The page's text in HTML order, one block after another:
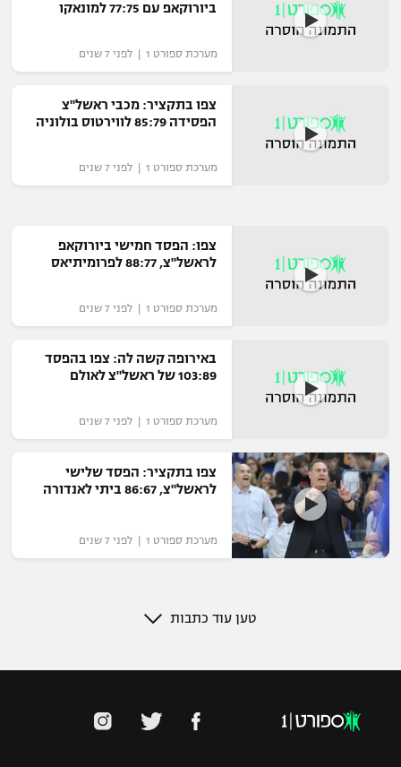
ביורוקאפ עם 77:75 למונאקו
מערכת ספורט 1 | לפני 7 שנים
צפו בתקציר: מכבי ראשל"צ
הפסידה 85:79 לווירטוס בולוניה
מערכת ספורט 1 | לפני 7 שנים
צפו: הפסד חמישי ביורוקאפ
לראשל"צ, 88:77 לפרומיתיאס
מערכת ספורט 1 | לפני 7 שנים
באירופה קשה לה: צפו בהפסד
103:89 של ראשל"צ לאולם
מערכת ספורט 1 | לפני 7 שנים
צפו בתקציר: הפסד שלישי
לראשל"צ, 86:67 ביתי לאנדורה
מערכת ספורט 1 | לפני 7 שנים
טען עוד כתבות